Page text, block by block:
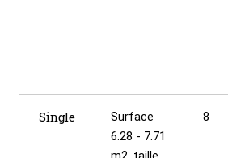
Single
Surface
6.28 - 7.71
8